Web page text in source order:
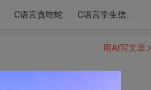
C语言贪吃蛇 C语言学生信息管理系统
用AI写文章